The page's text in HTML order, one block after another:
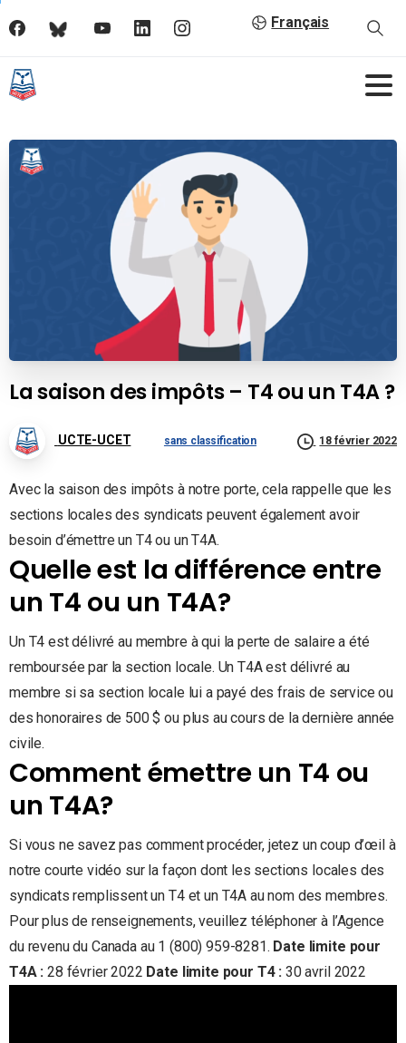
Français
La saison des impôts – T4 ou un T4A ?
UCTE-UCET sans classification 18 février 2022
Avec la saison des impôts à notre porte, cela rappelle que les
sections locales des syndicats peuvent également avoir
besoin d’émettre un T4 ou un T4A.
Quelle est la différence entre
un T4 ou un T4A?
Un T4 est délivré au membre à qui la perte de salaire a été
remboursée par la section locale. Un T4A est délivré au
membre si sa section locale lui a payé des frais de service ou
des honoraires de 500 $ ou plus au cours de la dernière année
civile.
Comment émettre un T4 ou
un T4A?
Si vous ne savez pas comment procéder, jetez un coup d’œil à
notre courte vidéo sur la façon dont les sections locales des
syndicats remplissent un T4 et un T4A au nom des membres.
Pour plus de renseignements, veuillez téléphoner à l’Agence
du revenu du Canada au 1 (800) 959-8281. Date limite pour
T4A : 28 février 2022 Date limite pour T4 : 30 avril 2022